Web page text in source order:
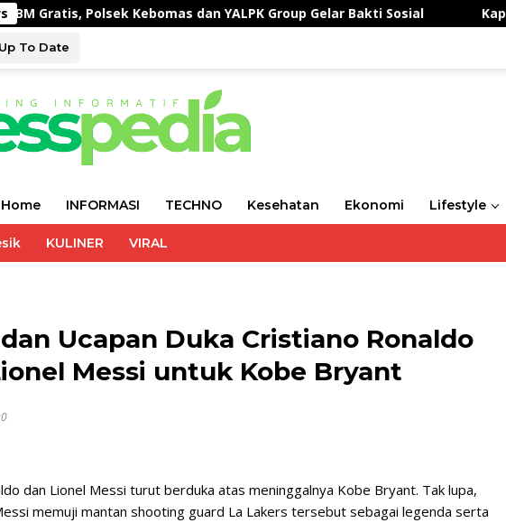
Polsek Kebomas dan YALPK Group Gelar Bakti Sosial
To Date
Home INFORMASI TECHNO Kesehatan Ekonomi Lifestyle
KULINER VIRAL
Ucapan Duka Cristiano Ronaldo
Messi untuk Kobe Bryant
dan Lionel Messi turut berduka atas meninggalnya Kobe Bryant. Tak lupa,
memuji mantan shooting guard La Lakers tersebut sebagai legenda serta